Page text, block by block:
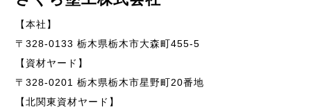
【本社】
〒328-0133 栃木県栃木市大森町455-5
【資材ヤード】
〒328-0201 栃木県栃木市星野町20番地
【北関東資材ヤード】